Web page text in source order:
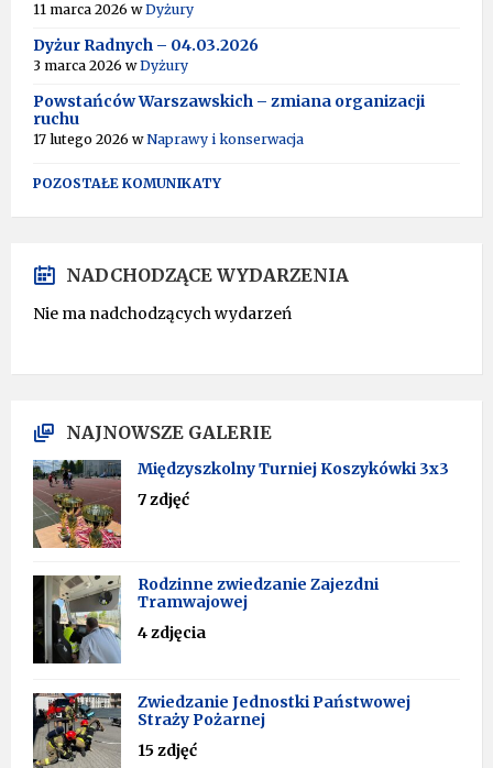
11 marca 2026 wDyżury
Dyżur Radnych – 04.03.2026
3 marca 2026 wDyżury
Powstańców Warszawskich – zmiana organizacji
ruchu
17 lutego 2026 wNaprawy i konserwacja
POZOSTAŁE KOMUNIKATY
NADCHODZĄCE WYDARZENIA
Nie ma nadchodzących wydarzeń
NAJNOWSZE GALERIE
Międzyszkolny Turniej Koszykówki 3x3
7 zdjęć
Rodzinne zwiedzanie Zajezdni
Tramwajowej
4 zdjęcia
Zwiedzanie Jednostki Państwowej
Straży Pożarnej
15 zdjęć